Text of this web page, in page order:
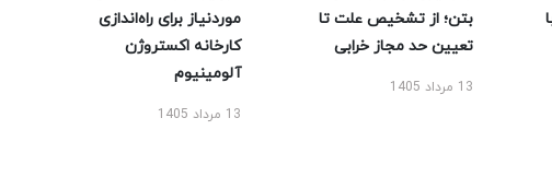
بتن؛ از تشخیص علت تا
تعیین حد مجاز خرابی
13 مرداد 1405
موردنیاز برای راه‌اندازی
کارخانه اکستروژن
آلومینیوم
13 مرداد 1405